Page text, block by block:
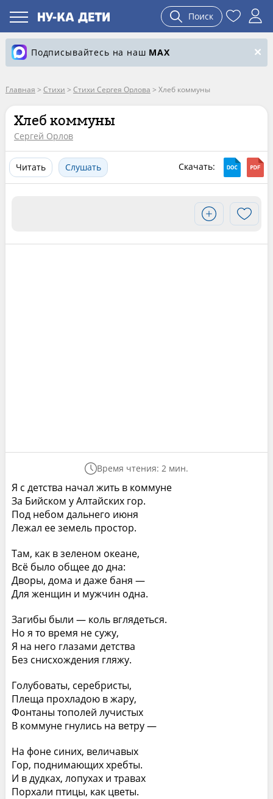
Поиск
Подписывайтесь на наш MAX
Главная > Стихи > Стихи Сергея Орлова > Хлеб коммуны
Хлеб коммуны
Сергей Орлов
Читать Слушать Скачать:
Время чтения: 2 мин.
Я с детства начал жить в коммуне
За Бийском у Алтайских гор.
Под небом дальнего июня
Лежал ее земель простор.
Там, как в зеленом океане,
Всё было общее до дна:
Дворы, дома и даже баня —
Для женщин и мужчин одна.
Загибы были — коль вглядеться.
Но я то время не сужу,
Я на него глазами детства
Без снисхождения гляжу.
Голубоваты, серебристы,
Плеща прохладою в жару,
Фонтаны тополей лучистых
В коммуне гнулись на ветру —
На фоне синих, величавых
Гор, поднимающих хребты.
И в дудках, лопухах и травах
Порхали птицы, как цветы.